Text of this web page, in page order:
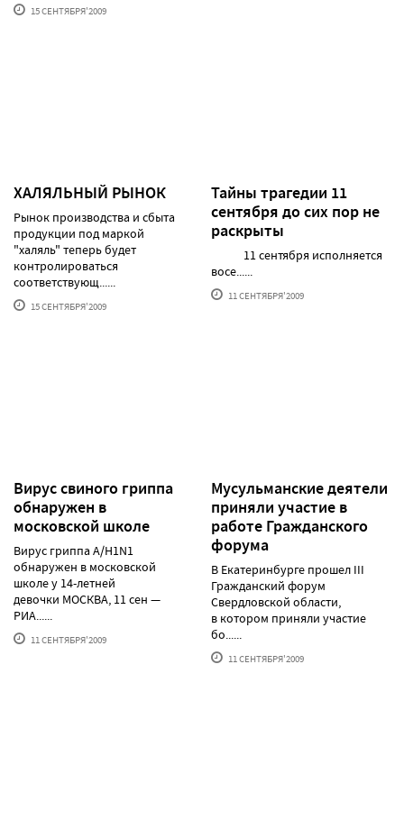
15 СЕНТЯБРЯ'2009
ХАЛЯЛЬНЫЙ РЫНОК
Рынок производства и сбыта
продукции под маркой
"халяль" теперь будет
контролироваться
соответствующ......
15 СЕНТЯБРЯ'2009
Тайны трагедии 11
сентября до сих пор не
раскрыты
11 сентября исполняется
восе......
11 СЕНТЯБРЯ'2009
Вирус свиного гриппа
обнаружен в
московской школе
Вирус гриппа A/H1N1
обнаружен в московской
школе у 14-летней
девочки МОСКВА, 11 сен —
РИА......
11 СЕНТЯБРЯ'2009
Мусульманские деятели
приняли участие в
работе Гражданского
форума
В Екатеринбурге прошел III
Гражданский форум
Свердловской области,
в котором приняли участие
бо......
11 СЕНТЯБРЯ'2009